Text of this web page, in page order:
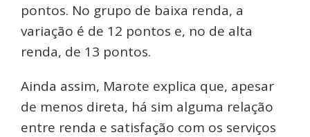
pontos. No grupo de baixa renda, a
variação é de 12 pontos e, no de alta
renda, de 13 pontos.
Ainda assim, Marote explica que, apesar
de menos direta, há sim alguma relação
entre renda e satisfação com os serviços